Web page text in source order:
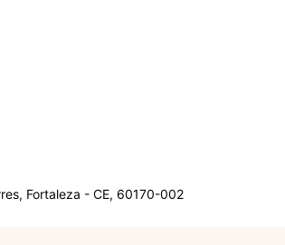
Fortaleza - CE, 60170-002